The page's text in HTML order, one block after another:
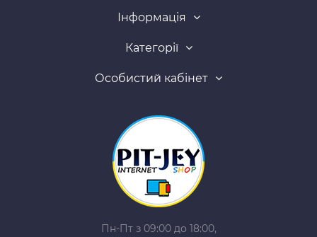
Інформація
Категорії
Особистий кабінет
Пн-Пт з 09:00 до 18:00,